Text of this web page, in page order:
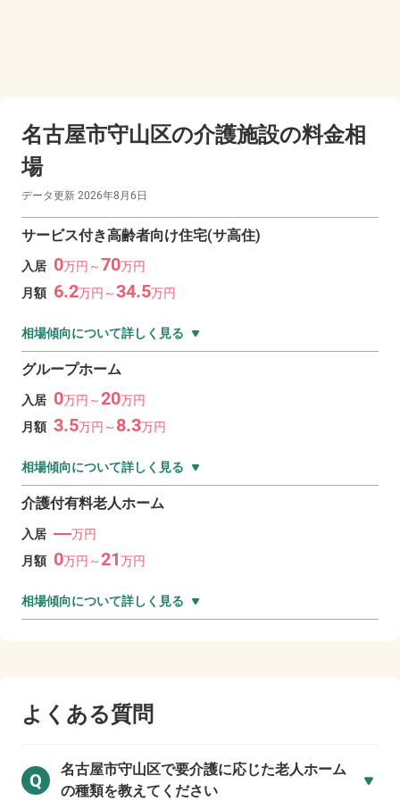
名古屋市守山区の介護施設の料金相
場
データ更新 2026年8月6日
サービス付き高齢者向け住宅(サ高住)
入居 0万円～70万円
月額 6.2万円～34.5万円
相場傾向について詳しく見る
グループホーム
入居 0万円～20万円
月額 3.5万円～ 8.3万円
相場傾向について詳しく見る
介護付有料老人ホーム
入居 ―万円
月額 0万円～21万円
相場傾向について詳しく見る
よくある質問
Q
名古屋市守山区で要介護に応じた老人ホーム
の種類を教えてください